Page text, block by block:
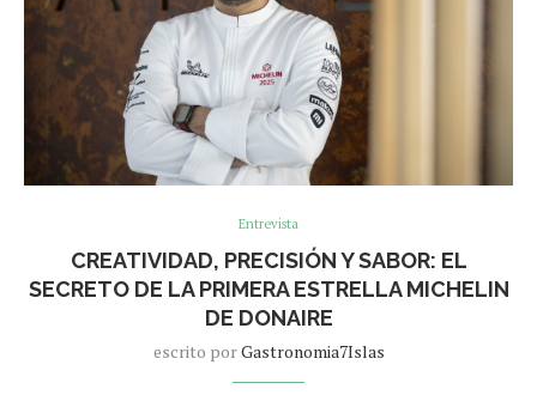
Entrevista
CREATIVIDAD, PRECISIÓN Y SABOR: EL
SECRETO DE LA PRIMERA ESTRELLA MICHELIN
DE DONAIRE
escrito porGastronomia7Islas